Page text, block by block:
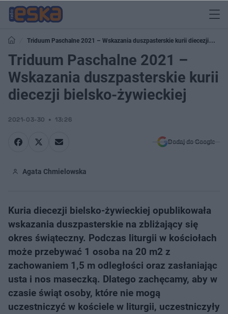
Triduum Paschalne 2021 – Wskazania duszpasterskie kurii diecezji
bielsko-żywieckiej
Triduum Paschalne 2021 –
Wskazania duszpasterskie kurii
diecezji bielsko-żywieckiej
2021-03-30 13:26
Dodaj do Google
Agata Chmielowska
Kuria diecezji bielsko-żywieckiej opublikowała
wskazania duszpasterskie na zbliżający się
okres świąteczny. Podczas liturgii w kościołach
może przebywać 1 osoba na 20 m2 z
zachowaniem 1,5 m odległości oraz zasłaniając
usta i nos maseczką. Dlatego zachęcamy, aby w
czasie świąt osoby, które nie mogą
uczestniczyć w kościele w liturgii, uczestniczyły